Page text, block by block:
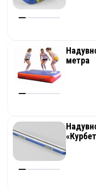
метра